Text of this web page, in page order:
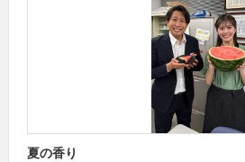
夏の香り